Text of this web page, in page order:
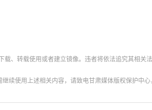
、转载使用或者建立镜像。违者将依法追究其相关法
续使用上述相关内容，请致电甘肃媒体版权保护中心